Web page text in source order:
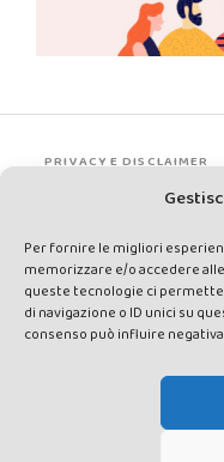
Per fornire le migliori
memorizzare e/o accedere
queste tecnologie ci
di navigazione o ID unici su
consenso può influire
PRIVACY E DISCLAIMER
rights reserved - Testata
autorizzazione n°1 del
Cacace - E-mail: